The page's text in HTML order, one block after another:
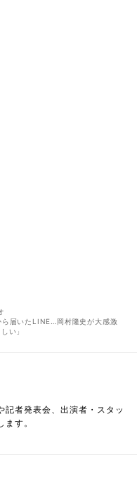
届いたLINE…岡村隆史が大感激
い」
記者発表会、出演者・スタッ
す。